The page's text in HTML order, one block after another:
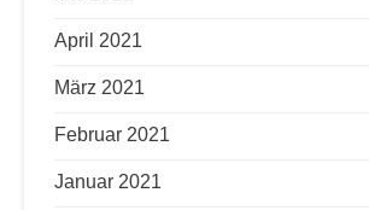
April 2021
März 2021
Februar 2021
Januar 2021